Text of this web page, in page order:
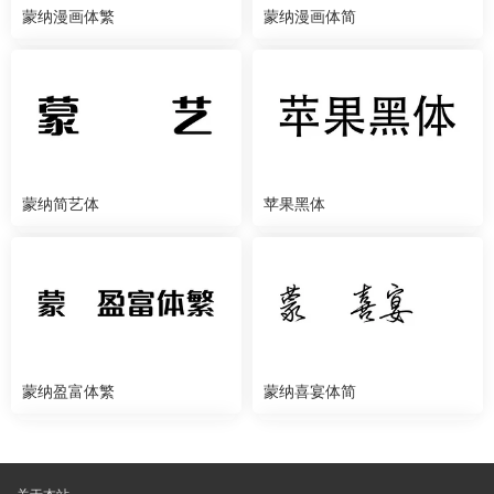
蒙纳漫画体繁 蒙纳漫画体简
蒙纳简艺体 苹果黑体
蒙纳盈富体繁 蒙纳喜宴体简